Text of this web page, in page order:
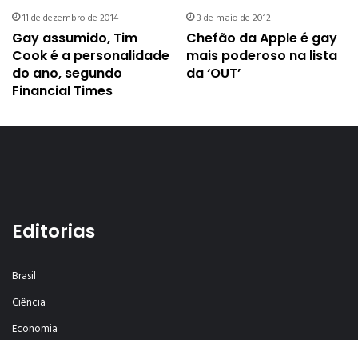
11 de dezembro de 2014
Gay assumido, Tim
Cook é a personalidade
do ano, segundo
Financial Times
3 de maio de 2012
Chefão da Apple é gay
mais poderoso na lista
da ‘OUT’
Editorias
Brasil
Ciência
Economia